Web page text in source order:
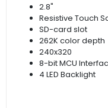
2.8"
Resistive Touch
SD-card slot
262K color depth
240x320
8-bit MCU
4 LED Backlight